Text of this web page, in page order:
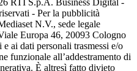
- Per la pubblicità
N.V., sede legale
Europa 46, 20093 Cologno
ai dati personali trasmessi e/o
funzionale all’addestramento di
È altresì fatto divieto